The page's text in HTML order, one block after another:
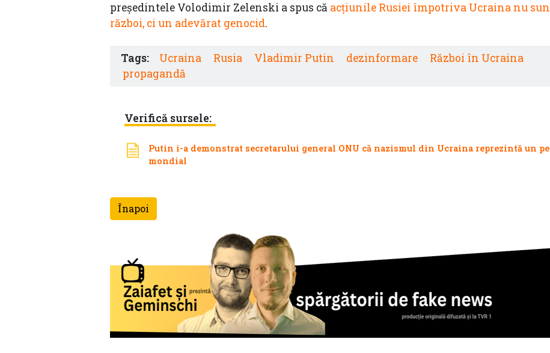
președintele Volodimir Zelenski a spus că acțiunile Rusiei împotriva Ucraina nu
război, ci un adevărat genocid.
Tags: Ucraina Rusia Vladimir Putin dezinformare
Război în Ucraina
propagandă
Verifică sursele:
Putin i-a demonstrat secretarului general ONU că nazismul din Ucraina reprezintă un
mondial
Înapoi